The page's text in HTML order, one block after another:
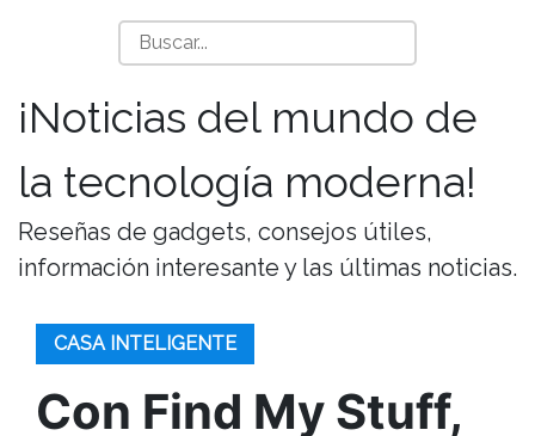
¡Noticias del mundo de
la tecnología moderna!
Reseñas de gadgets, consejos útiles,
información interesante y las últimas noticias.
CASA INTELIGENTE
Con Find My Stuff,